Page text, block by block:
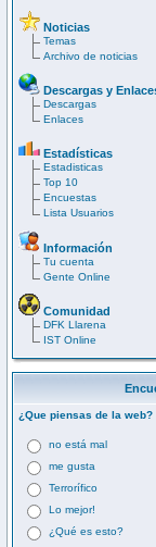
Noticias
Temas
Archivo de noticias
Descargas y
Descargas
Enlaces
Estadísticas
Estadisticas
Top 10
Encuestas
Lista Usuarios
Información
Tu cuenta
Gente Online
Comunidad
DFK Llarena
IST Online
¿Que piensas de la web?
no está mal
me gusta
Terrorífico
Lo mejor!
¿Qué es esto?